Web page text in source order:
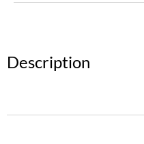
Description